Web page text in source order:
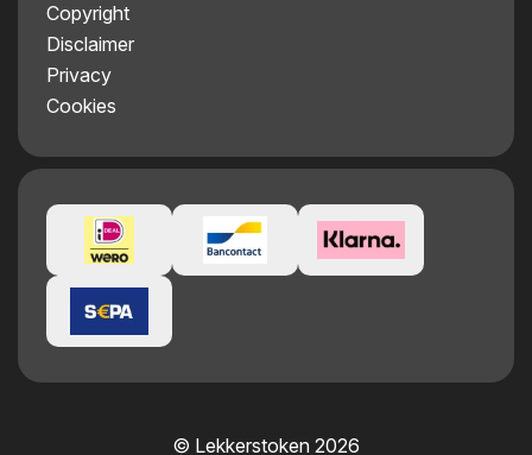
Copyright
Disclaimer
Privacy
Cookies
© Lekkerstoken 2026